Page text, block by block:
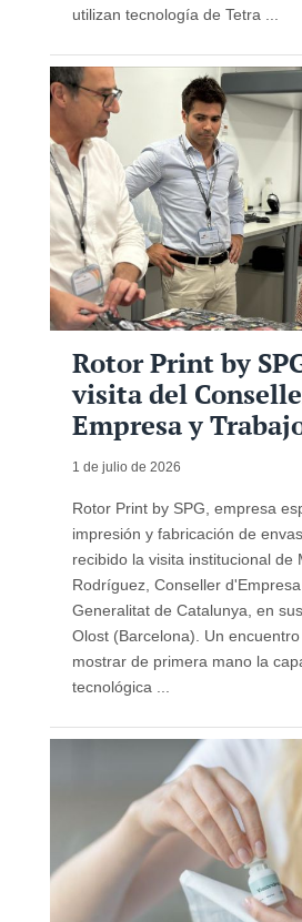
utilizan tecnología de Tetra ...
Rotor Print by
visita del
Empresa y
1 de julio de 2026
Rotor Print by SPG, empresa
impresión y fabricación de
recibido la visita institucional de
Rodríguez, Conseller
Generalitat de Catalunya, en
Olost (Barcelona). Un
mostrar de primera mano la
tecnológica ...